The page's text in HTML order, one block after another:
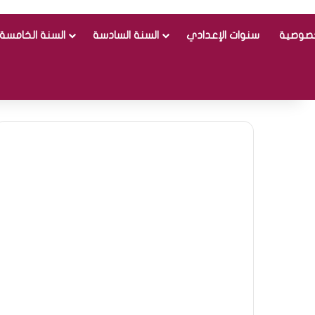
السنة الخامسة السنة السادسة سنوات الإعدادي